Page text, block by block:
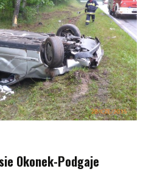
Okonek-Podgaje